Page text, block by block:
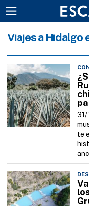
Viajes a Hidalgo
31/
te